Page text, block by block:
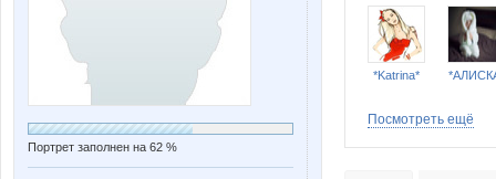
Портрет заполнен на 62 %
*Katrina*
Посмотреть ещё